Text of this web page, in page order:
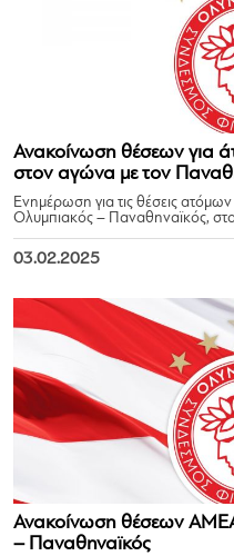
Ανακοίνωση θέσεων για
στον αγώνα με τον
Ενημέρωση για τις θέσεις
Ολυμπιακός – Παναθηναϊκός,
03.02.2025
Ανακοίνωση θέσεων
– Παναθηναϊκός